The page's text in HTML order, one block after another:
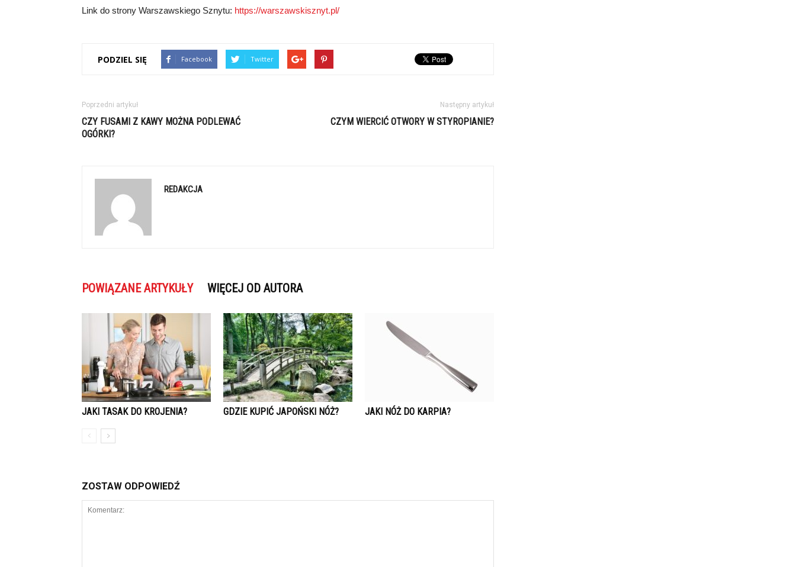
Link do strony Warszawskiego Sznytu: https://warszawskisznyt.pl/
PODZIEL SIĘ Facebook Twitter
Poprzedni artykuł
CZY FUSAMI Z KAWY MOŻNA PODLEWAĆ
OGÓRKI?
Następny artykuł
CZYM WIERCIĆ OTWORY W STYROPIANIE?
REDAKCJA
POWIĄZANE ARTYKUŁY WIĘCEJ OD AUTORA
JAKI TASAK DO KROJENIA? GDZIE KUPIĆ JAPOŃSKI NÓŻ? JAKI NÓŻ DO KARPIA?
ZOSTAW ODPOWIEDŹ